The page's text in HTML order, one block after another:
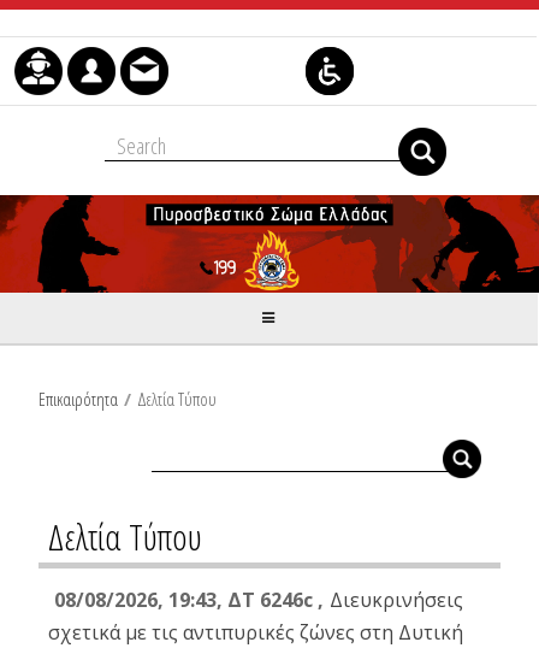
Skip to Content
Επικαιρότητα / Δελτία Τύπου
Δελτία Τύπου
08/08/2026, 19:43, ΔT 6246c , Διευκρινήσεις
σχετικά με τις αντιπυρικές ζώνες στη Δυτική